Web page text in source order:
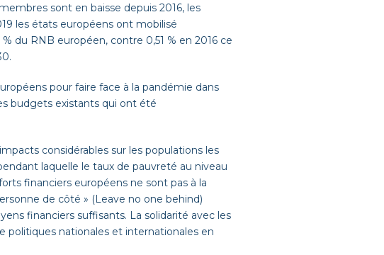
sont en baisse depuis 2016, les
les états européens ont mobilisé
du RNB européen, contre 0,51 % en 2016 ce
pour faire face à la pandémie dans
budgets existants qui ont été
considérables sur les populations les
laquelle le taux de pauvreté au niveau
financiers européens ne sont pas à la
de côté » (Leave no one behind)
financiers suffisants. La solidarité avec les
politiques nationales et internationales en